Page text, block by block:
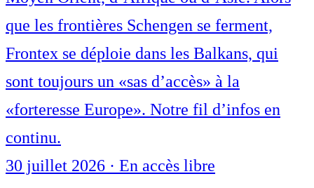
que les frontières Schengen se ferment,
Frontex se déploie dans les Balkans, qui
sont toujours un «sas d’accès» à la
«forteresse Europe». Notre fil d’infos en
continu.
30 juillet 2026 · En accès libre